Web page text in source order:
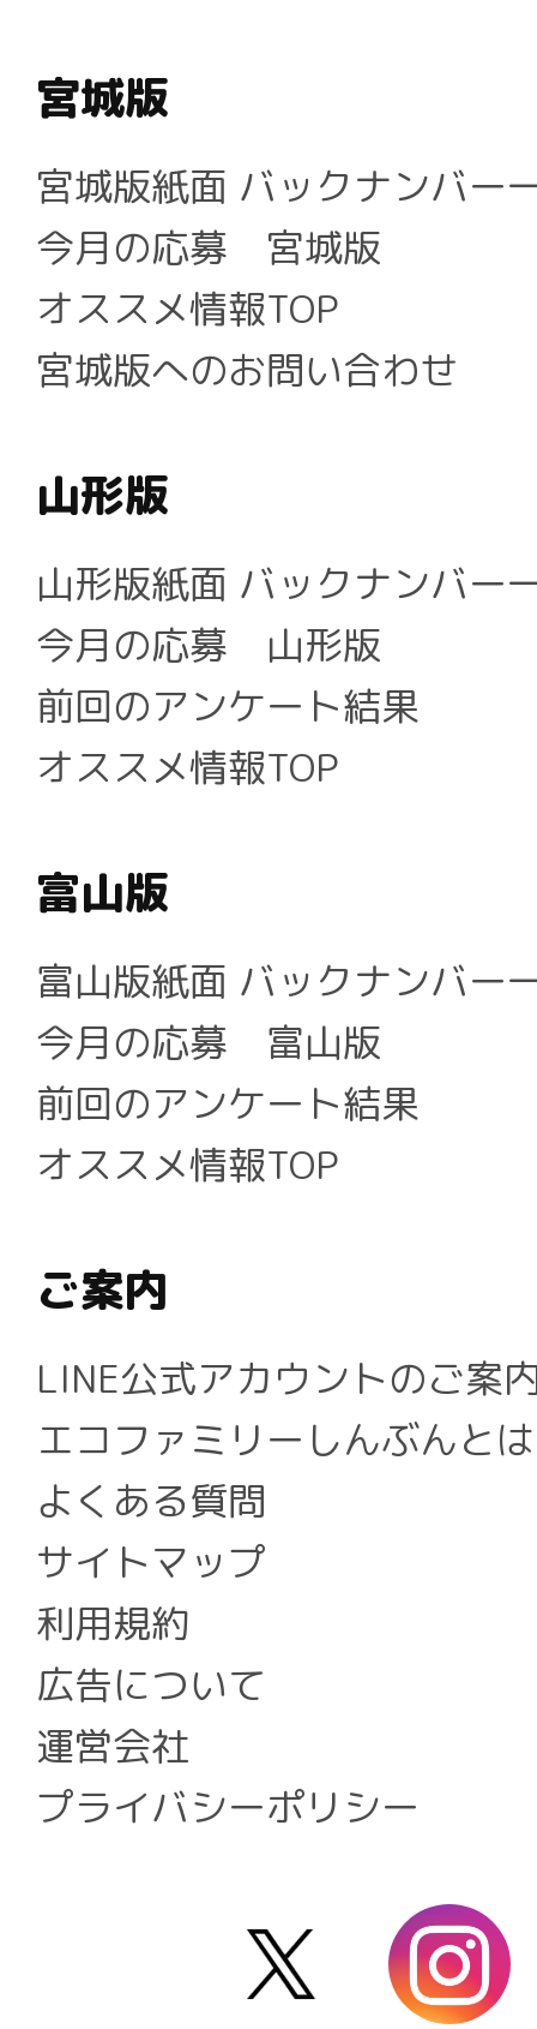
宮城版
宮城版紙面 バックナンバー
今月の応募 宮城版
オススメ情報TOP
宮城版へのお問い合わせ
山形版
山形版紙面 バックナンバー
今月の応募 山形版
前回のアンケート結果
オススメ情報TOP
富山版
富山版紙面 バックナンバー
今月の応募 富山版
前回のアンケート結果
オススメ情報TOP
ご案内
LINE公式アカウントのご案
エコファミリーしんぶんとは
よくある質問
サイトマップ
利用規約
広告について
運営会社
プライバシーポリシー